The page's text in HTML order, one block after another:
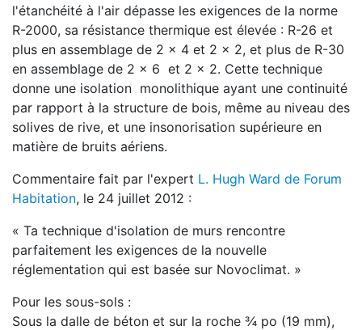
l'étanchéité à l'air dépasse les exigences de la norme
R-2000, sa résistance thermique est élevée : R-26 et
plus en assemblage de 2 x 4 et 2 x 2, et plus de R-30
en assemblage de 2 x 6 et 2 x 2. Cette technique
donne une isolation monolithique ayant une continuité
par rapport à la structure de bois, même au niveau des
solives de rive, et une insonorisation supérieure en
matière de bruits aériens.
Commentaire fait par l'expert L. Hugh Ward de Forum
Habitation, le 24 juillet 2012 :
« Ta technique d'isolation de murs rencontre
parfaitement les exigences de la nouvelle
réglementation qui est basée sur Novoclimat. »
Pour les sous-sols :
Sous la dalle de béton et sur la roche ¾ po (19 mm),